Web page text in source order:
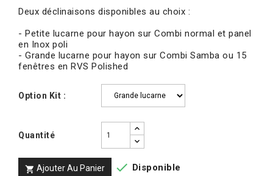
Deux déclinaisons disponibles au choix :
- Petite lucarne pour hayon sur Combi normal et panel
en Inox poli
- Grande lucarne pour hayon sur Combi Samba ou 15
fenêtres en RVS Polished
Option Kit :
Quantité
 Ajouter Au Panier  Disponible